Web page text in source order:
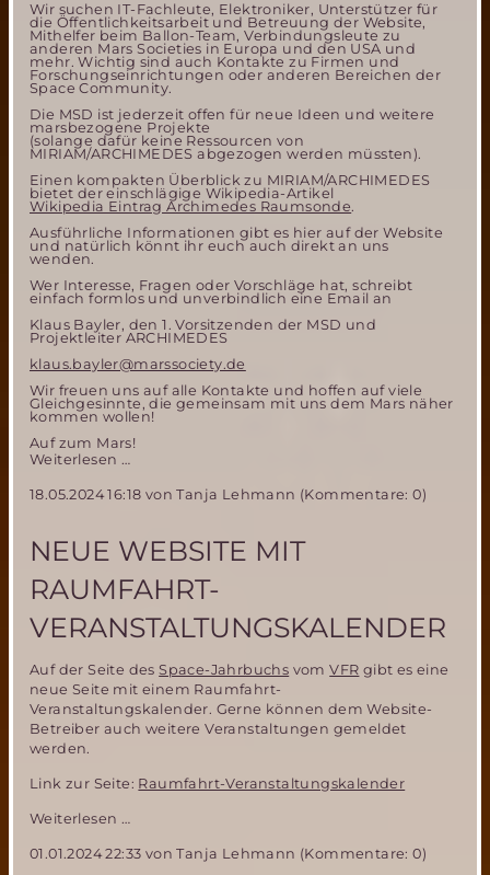
Wir suchen IT-Fachleute, Elektroniker, Unterstützer für
die Öffentlichkeitsarbeit und Betreuung der Website,
Mithelfer beim Ballon-Team, Verbindungsleute zu
anderen Mars Societies in Europa und den USA und
mehr. Wichtig sind auch Kontakte zu Firmen und
Forschungseinrichtungen oder anderen Bereichen der
Space Community.
Die MSD ist jederzeit offen für neue Ideen und weitere
marsbezogene Projekte
(solange dafür keine Ressourcen von
MIRIAM/ARCHIMEDES abgezogen werden müssten).
Einen kompakten Überblick zu MIRIAM/ARCHIMEDES
bietet der einschlägige Wikipedia-Artikel
Wikipedia Eintrag Archimedes Raumsonde.
Ausführliche Informationen gibt es hier auf der Website
und natürlich könnt ihr euch auch direkt an uns
wenden.
Wer Interesse, Fragen oder Vorschläge hat, schreibt
einfach formlos und unverbindlich eine Email an
Klaus Bayler, den 1. Vorsitzenden der MSD und
Projektleiter ARCHIMEDES
klaus.bayler@marssociety.de
Wir freuen uns auf alle Kontakte und hoffen auf viele
Gleichgesinnte, die gemeinsam mit uns dem Mars näher
kommen wollen!
Auf zum Mars!
Weiterlesen …
der
Society
Deutschland
18.05.2024 16:18 von Tanja Lehmann (Kommentare: 0)
NEUE WEBSITE MIT
RAUMFAHRT-
VERANSTALTUNGSKALENDER
Auf der Seite desSpace-Jahrbuchs vomVFR gibt es eine
neue Seite mit einem Raumfahrt-
Veranstaltungskalender. Gerne können dem Website-
Betreiber auch weitere Veranstaltungen gemeldet
werden.
Link zur Seite: Raumfahrt-Veranstaltungskalender
Weiterlesen …
mit
01.01.2024 22:33 von Tanja Lehmann (Kommentare: 0)